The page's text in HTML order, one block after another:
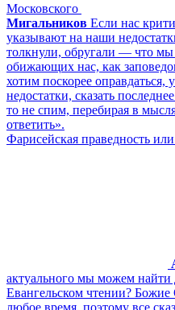
Московского
Мигальников Если нас
указывают на наши
толкнули, обругали — что мы
обижающих нас, как
хотим поскорее оправдаться,
недостатки, сказать
то не спим, перебирая в
ответить».
Фарисейская праведность
актуального мы можем найти
Евангельском чтении?
любое время, поэтому все